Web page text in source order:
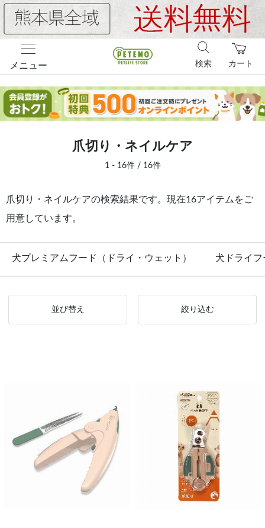
メニュー カート
検索
爪切り・ネイルケア
1 - 16件 / 16件
爪切り・ネイルケアの検索結果です。現在16アイテムをご
用意しています。
犬プレミアムフード（ドライ・ウェット） 犬ドライフ
並び替え 絞り込む